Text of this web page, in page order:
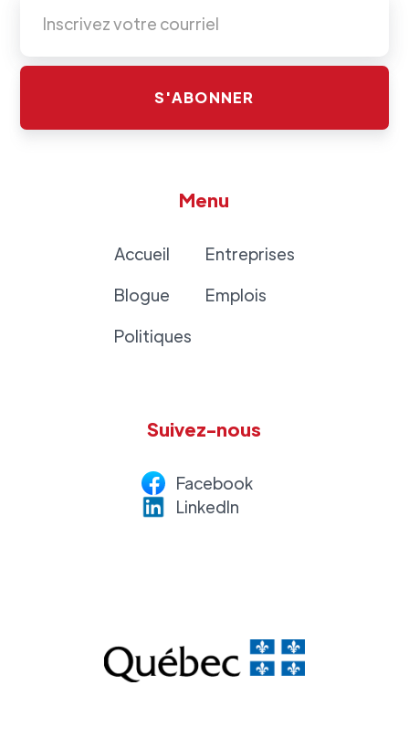
Menu
Accueil
Blogue
Politiques
Entreprises
Emplois
Suivez-nous
Facebook
LinkedIn